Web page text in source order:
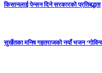
किसानलाई पेन्सन दिने सरकारको प्रतिबद्धता
सुर्खेतका मनिष गहतराजको नयाँ भजन